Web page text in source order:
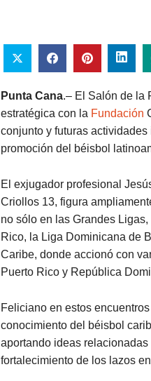
Punta Cana.– El Salón de la
estratégica con la Fundación
conjunto y futuras
promoción del béisbol
El exjugador profesional
Criollos 13, figura
no sólo en las Grandes
Rico, la Liga Dominicana de
Caribe, donde accionó con
Puerto Rico y República
Feliciano en estos
conocimiento del béisbol
aportando ideas
fortalecimiento de los lazos